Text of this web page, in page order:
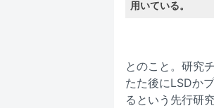
用いている。
とのこと。研究
たた後にLSDか
るという先行研